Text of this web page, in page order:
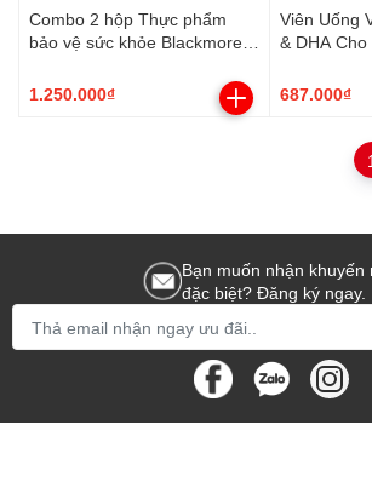
Combo 2 hộp Thực phẩm
bảo vệ sức khỏe Blackmores
Gold (60x18)
1.250.000₫
Viên Uống
& DHA Cho
Breast
687.000₫
1
Bạn muốn nhận khuyến
đặc biệt? Đăng ký ngay.